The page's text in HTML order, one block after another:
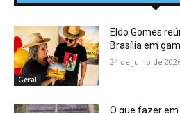
Geral
Eldo Gomes
Brasília em
24 de julho de
O que fazer em